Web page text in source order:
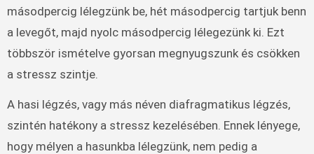
másodpercig lélegzünk be, hét másodpercig tartjuk benn
a levegőt, majd nyolc másodpercig lélegezünk ki. Ezt
többször ismételve gyorsan megnyugszunk és csökken
a stressz szintje.
A hasi légzés, vagy más néven diafragmatikus légzés,
szintén hatékony a stressz kezelésében. Ennek lényege,
hogy mélyen a hasunkba lélegzünk, nem pedig a